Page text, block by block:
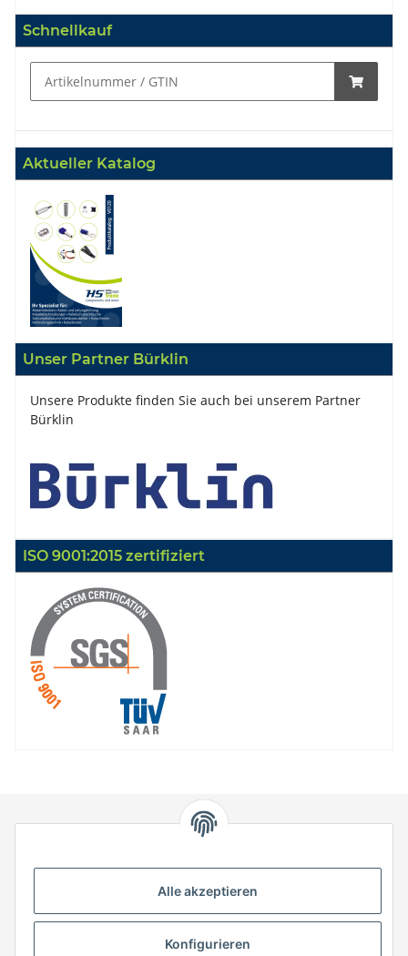
Schnellkauf
Aktueller Katalog
Unser Partner Bürklin
Unsere Produkte finden Sie auch bei unserem Partner
Bürklin
ISO 9001:2015 zertifiziert
74538 Rosengarten-Uttenhofen
Telefon: +49 (0) 7907 943 690
Alle akzeptieren
Konfigurieren